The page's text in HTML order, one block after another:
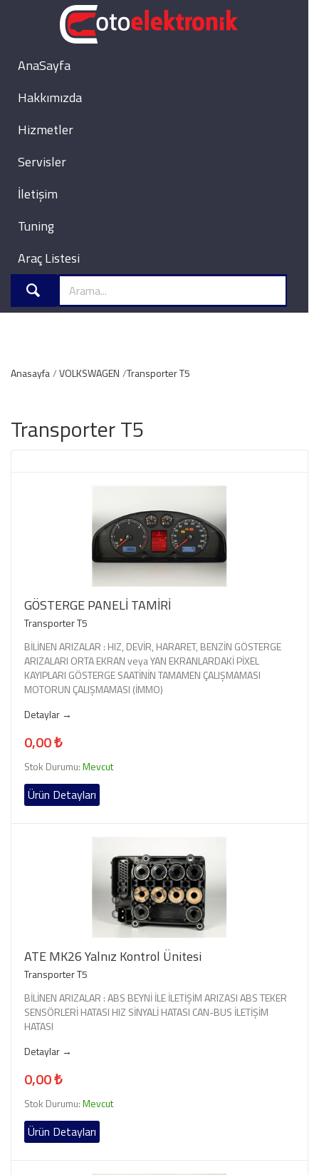
AnaSayfa
Hakkımızda
Hizmetler
Servisler
İletişim
Tuning
Araç Listesi
Anasayfa VOLKSWAGEN Transporter T5
Transporter T5
GÖSTERGE PANELİ TAMİRİ
Transporter T5
BİLİNEN ARIZALAR : HIZ, DEVİR, HARARET, BENZİN GÖSTERGE
ARIZALARI ORTA EKRAN veya YAN EKRANLARDAKİ PİXEL
KAYIPLARI GÖSTERGE SAATİNİN TAMAMEN ÇALIŞMAMASI
MOTORUN ÇALIŞMAMASI (İMMO)
Detaylar →
0,00 ₺
Stok Durumu:Mevcut
Ürün Detayları
ATE MK26 Yalnız Kontrol Ünitesi
Transporter T5
BİLİNEN ARIZALAR : ABS BEYNİ İLE İLETİŞİM ARIZASI ABS TEKER
SENSÖRLERİ HATASI HIZ SİNYALİ HATASI CAN-BUS İLETİŞİM
HATASI
Detaylar →
0,00 ₺
Stok Durumu:Mevcut
Ürün Detayları